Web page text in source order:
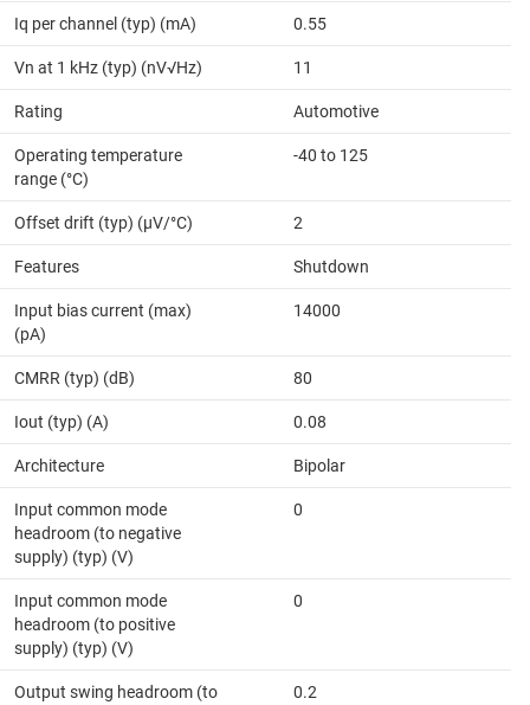
Iq per channel (typ) (mA) 0.55
Vn at 1 kHz (typ) (nV√Hz) 11
Rating Automotive
Operating temperature
range (°C)
-40 to 125
Offset drift (typ) (µV/°C) 2
Features Shutdown
Input bias current (max)
(pA)
14000
CMRR (typ) (dB) 80
Iout (typ) (A) 0.08
Architecture Bipolar
Input common mode
headroom (to negative
supply) (typ) (V)
0
Input common mode
headroom (to positive
supply) (typ) (V)
0
Output swing headroom (to
0.2